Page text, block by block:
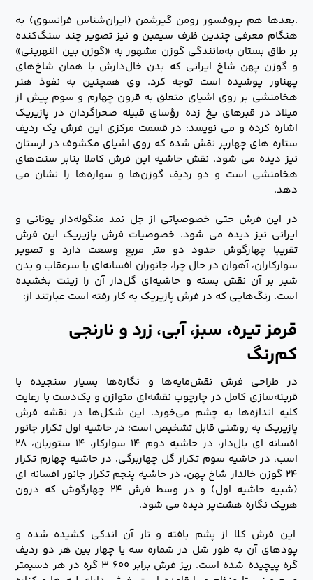
.بعدها هم پروفسور رومن گیرشمن (ایران‌شناس فرانسوی) به
هنگام معرفی چندین ظرف سیمین و نیز تصویر چند سنگ‌کنده
بر طاق بستان به‌مانندگی گوزن مشهور به «گوزن بین النهرینی»
و گوزن پهن شاخ ایرانی که بدن خال‌دارش با همان شاخ‌های
پهناور پوشیده است توجه کرد. وی همچنین به نفوذ هنر
هخامنشی بر روی اشیای متعلق به قرون چهارم و سوم پیش از
میلاد در قبرهای یخ زده رؤسای قبیله صحراگردان در پازیریک
اشاره کرده و می نویسد: در قسمت مرکزی این فرش یک ردیف
ستاره های چهارپر نقش شده که روی اشیای مکشوف در لرستان
نیز دیده می شود. نقش حاشیه این فرش کاملا بنابر سنت‌های
هخامنشی است و دو ردیف گوزن‌ها و سواره‌ها را نشان می
دهد.
در این فرش حتی خصوصیاتی از جل نمد منگوله‌دار یونانی و
ایرانی نیز دیده می شود. خصوصیات فرش پازیریک این فرش
تقریبا چهارگوش حدود دو متر مربع وسعت دارد و تصویر
سوارکاران، آهوان در حال چرا، جانوران افسانه‌ای با سرعقاب و بدن
شیر بر آن نقش بسته و حاشیه‌ای گل‌دار آن را زینت بخشیده
است. رنگ‌هایی که در فرش پازیریک به کار رفته است عبارتند از:
قرمز تیره، سبز، آبی، زرد و نارنجی
کم‌رنگ
در طراحی فرش نقش‌مایه‌ها و نگاره‌ها بسیار سنجیده با
قرینه‌سازی کامل در چارچوب نقشه‌ای متوازن و یک‌دست با رعایت
کلیه اندازه‌ها به چشم می‌خورد. این شکل‌ها در نقشه فرش
پازیریک به‌ روشنی قابل تشخیص است؛ در حاشیه اول تکرار جانور
افسانه ای بال‌دار، در حاشیه دوم ۱۴ سوارکار، ۱۴ ستوربان، ۲۸
اسب، در حاشیه سوم تکرار گل چهاربرگی، در حاشیه چهارم تکرار
۲۴ گوزن خالدار شاخ پهن، در حاشیه پنجم تکرار جانور افسانه ای
(شبیه حاشیه اول) و در وسط فرش ۲۴ چهارگوش که درون
هریک نگاره هشت‌پر دیده می شود.
این فرش کلا از پشم بافته و تار آن اندکی کشیده شده و
پودهای آن به طور شل در شماره سه یا چهار بین هر دو ردیف
گره پیچیده شده است. ریز فرش برابر ۶۰۰ ۳ گره در هر دسیمتر